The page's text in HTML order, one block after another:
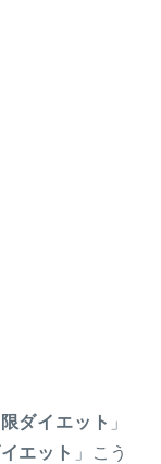
ダイエット 」
エット 」こう